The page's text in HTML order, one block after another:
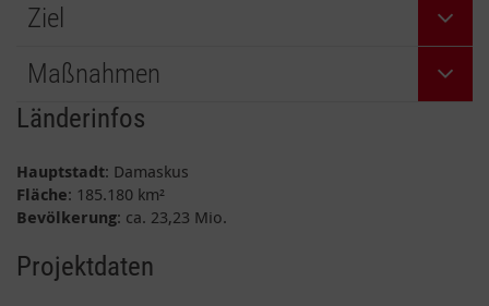
Ziel
Maßnahmen
Länderinfos
Hauptstadt: Damaskus
Fläche: 185.180 km²
Bevölkerung: ca. 23,23 Mio.
Projektdaten